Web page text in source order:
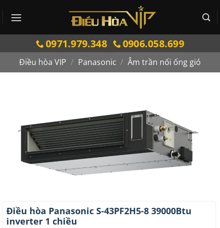
qua
0971.979.348 0906.058.699
Điều hòa VIP / Panasonic / Âm trần nối ống gió
Điều hòa Panasonic S-43PF2H5-8 39000Btu
inverter 1 chiều